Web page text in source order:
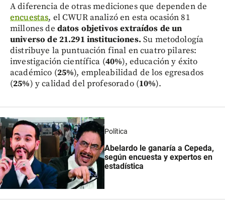
A diferencia de otras mediciones que dependen de
encuestas, el CWUR analizó en esta ocasión 81
millones de datos objetivos extraídos de un
universo de 21.291 instituciones. Su metodología
distribuye la puntuación final en cuatro pilares:
investigación científica (40%), educación y éxito
académico (25%), empleabilidad de los egresados
(25%) y calidad del profesorado (10%).
Política
Abelardo le ganaría a Cepeda,
según encuesta y expertos en
estadística